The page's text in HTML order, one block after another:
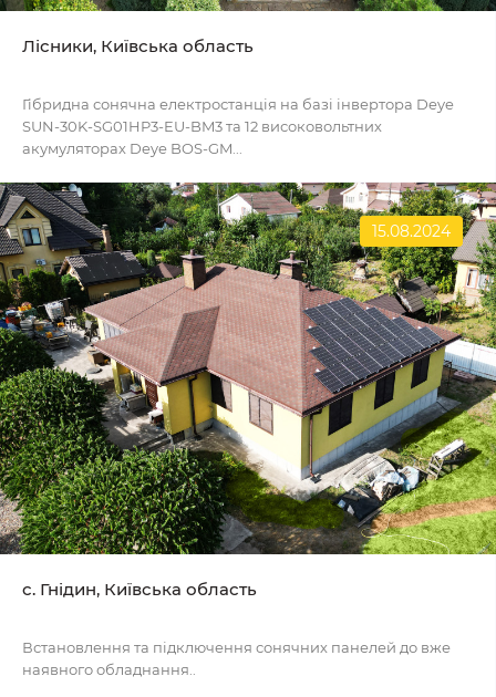
Лісники, Київська область
Гібридна сонячна електростанція на базі інвертора Deye
SUN-30K-SG01HP3-EU-BM3 та 12 високовольтних
акумуляторах Deye BOS-GM...
15.08.2024
с. Гнідин, Київська область
Встановлення та підключення сонячних панелей до вже
наявного обладнання..